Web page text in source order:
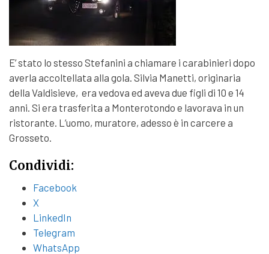
E’ stato lo stesso Stefanini a chiamare i carabinieri dopo
averla accoltellata alla gola. Silvia Manetti, originaria
della Valdisieve, era vedova ed aveva due figli di 10 e 14
anni. Si era trasferita a Monterotondo e lavorava in un
ristorante. L’uomo, muratore, adesso è in carcere a
Grosseto.
Condividi:
Facebook
X
LinkedIn
Telegram
WhatsApp